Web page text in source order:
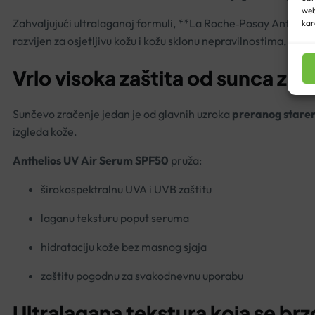
Zahvaljujući ultralaganoj formuli, **La Roche‑Posay
razvijen za osjetljivu kožu i kožu sklonu nepravilnostima,
Vrlo visoka zaštita od sunca za
Sunčevo zračenje jedan je od glavnih uzroka preranog
izgleda kože.
Anthelios UV Air Serum SPF50 pruža:
širokospektralnu UVA i UVB zaštitu
laganu teksturu poput seruma
hidrataciju kože bez masnog sjaja
zaštitu pogodnu za svakodnevnu uporabu